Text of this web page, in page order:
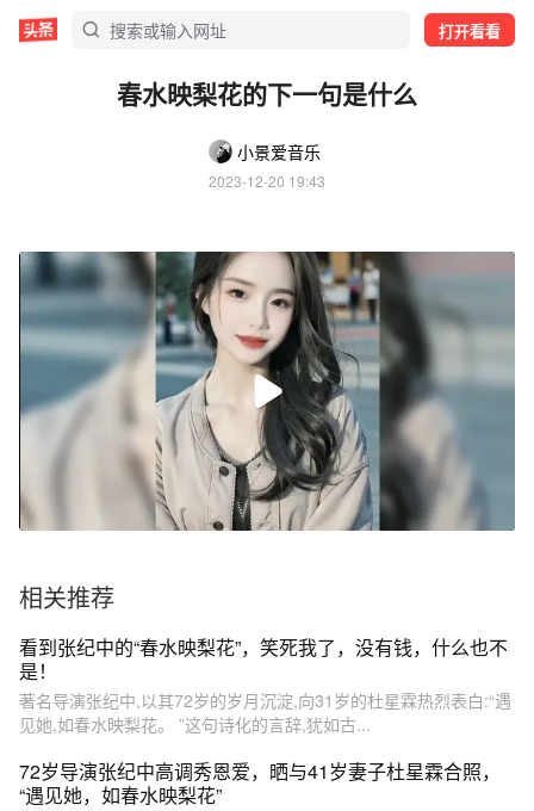
打开看看
春水映梨花的下一句是什么
小景爱音乐
2023-12-20 19:43
相关推荐
看到张纪中的“春水映梨花”，笑死我了，没有钱，什么也不
是！
著名导演张纪中,以其72岁的岁月沉淀,向31岁的杜星霖热烈表白:“遇
见她,如春水映梨花。 ”这句诗化的言辞,犹如古...
72岁导演张纪中高调秀恩爱，晒与41岁妻子杜星霖合照，
“遇见她，如春水映梨花”